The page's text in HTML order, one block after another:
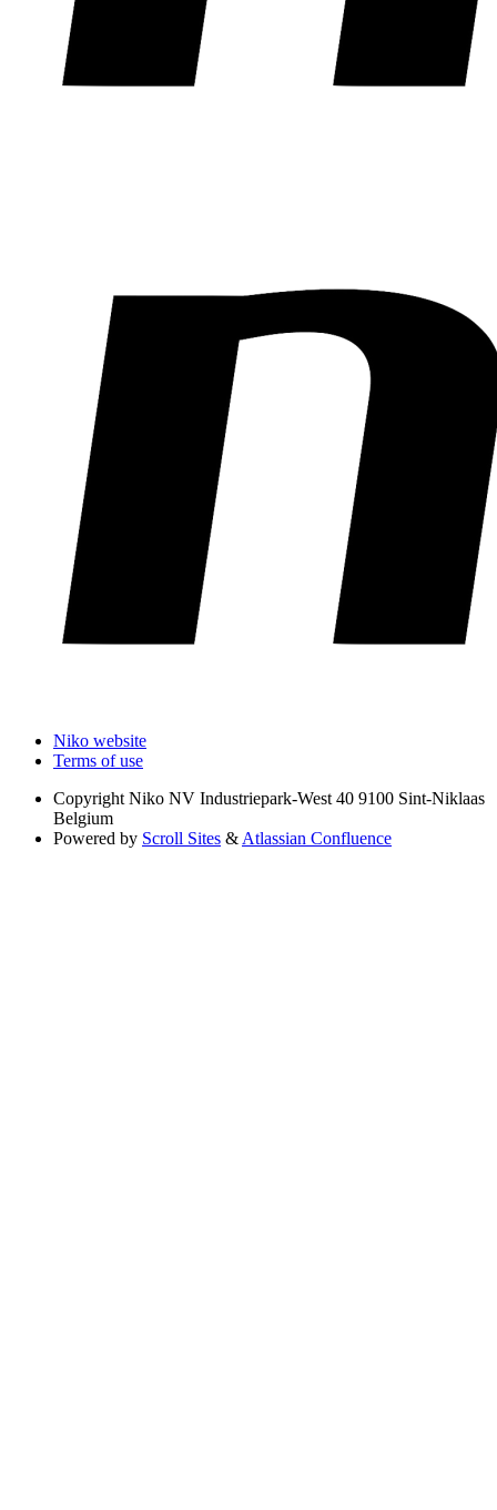
Niko website
Terms of use
Copyright Niko NV Industriepark-West 40 9100 Sint-Niklaas
Belgium
Powered by Scroll Sites &Atlassian Confluence